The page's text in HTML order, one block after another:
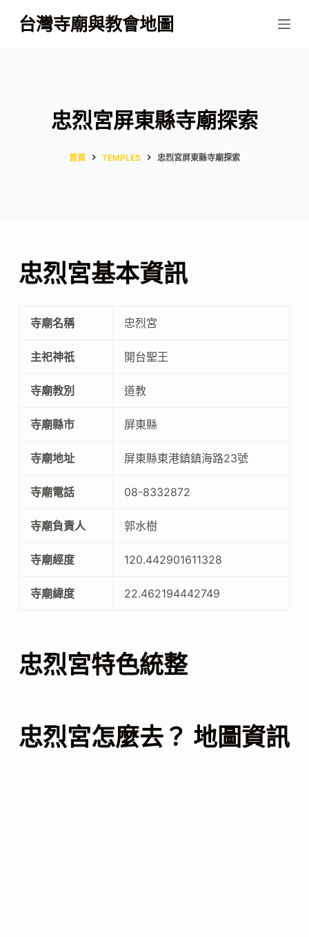
跳
至
台灣寺廟與教會地圖
忠烈宮屏東縣寺廟探索
首頁 TEMPLES 忠烈宮屏東縣寺廟探索
忠烈宮基本資訊
寺廟名稱 忠烈宮
主祀神祇 開台聖王
寺廟教別 道教
寺廟縣市 屏東縣
寺廟地址 屏東縣東港鎮鎮海路23號
寺廟電話 08-8332872
寺廟負責人 郭水樹
寺廟經度 120.442901611328
寺廟緯度 22.462194442749
忠烈宮特色統整
忠烈宮怎麼去？ 地圖資訊